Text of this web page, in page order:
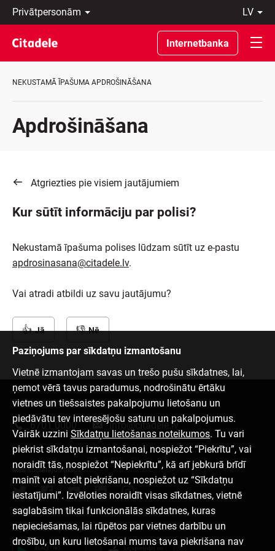
Privātpersonām
Uzņēmumiem
Private
Banking
Par
C
lv
Latviski
По-
русски
In
Internetbanka
NEKUSTAMĀ ĪPAŠUMA APDROŠINĀŠANA
Apdrošināšana
Atgriezties pie visiem jautājumiem
Kur sūtīt informāciju par polisi?
Nekustamā īpašuma polises lūdzam sūtīt uz e-pastu
apdrosinasana@citadele.lv.
Vai atradi atbildi uz savu jautājumu?
Jā Nē
Paziņojums par sīkdatņu izmantošanu
Vietnē izmantojam savas un trešo pušu sīkdatnes, lai,
ņemot vērā tavus paradumus, nodrošinātu ērtāku
vietnes un tiešsaistes pakalpojumu lietošanu un
piedāvātu tev interesējošu saturu un pakalpojumus.
Vairāk uzzini Sīkdatņu lietošanas noteikumos. Tu vari
piekrist sīkdatņu izmantošanai, nospiežot “Piekrītu”, vai
noraidīt tās, nospiežot “Nepiekrītu”, kā arī jebkurā brīdī
mainīt vai atcelt piekrišanu, nospiežot uz “Sīkdatņu
iestatījumi”. Izvēloties noraidīt visas sīkdatnes, vietnē
saglabāsim tikai funkcionālās sīkdatnes, kuras
nepieciešamas, lai rūpētos par vietnes darbību un
drošību, un kuru lietošanai mums tava piekrišana nav
Sazinies ar mums
6701 0000 info@citadele.lv
Mēs sociālajos tīklos
Lejupielādēt aplikāciju